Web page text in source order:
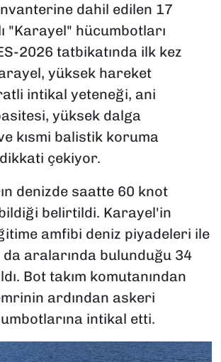
dahil edilen 17
"Karayel" hücumbotları
2026 tatbikatında ilk kez
yüksek hareket
intikal yeteneği, ani
yüksek dalga
kısmi balistik koruma
çekiyor.
denizde saatte 60 knot
belirtildi. Karayel'in
amfibi deniz piyadeleri ile
da aralarında bulunduğu 34
Bot takım komutanından
ardından askeri
intikal etti.